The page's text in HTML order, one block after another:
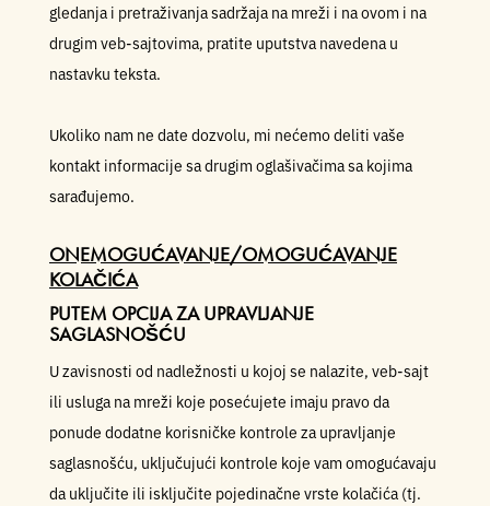
gledanja i pretraživanja sadržaja na mreži i na ovom i na
drugim veb-sajtovima, pratite uputstva navedena u
nastavku teksta.
Ukoliko nam ne date dozvolu, mi nećemo deliti vaše
kontakt informacije sa drugim oglašivačima sa kojima
sarađujemo.
ONEMOGUĆAVANJE/OMOGUĆAVANJE
KOLAČIĆA
PUTEM OPCIJA ZA UPRAVLJANJE
SAGLASNOŠĆU
U zavisnosti od nadležnosti u kojoj se nalazite, veb-sajt
ili usluga na mreži koje posećujete imaju pravo da
ponude dodatne korisničke kontrole za upravljanje
saglasnošću, uključujući kontrole koje vam omogućavaju
da uključite ili isključite pojedinačne vrste kolačića (tj.